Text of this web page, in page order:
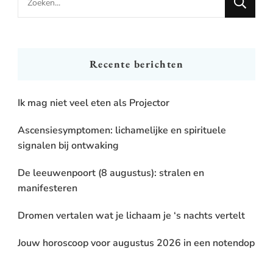
for
Recente berichten
Ik mag niet veel eten als Projector
Ascensiesymptomen: lichamelijke en spirituele
signalen bij ontwaking
De leeuwenpoort (8 augustus): stralen en
manifesteren
Dromen vertalen wat je lichaam je ‘s nachts vertelt
Jouw horoscoop voor augustus 2026 in een notendop